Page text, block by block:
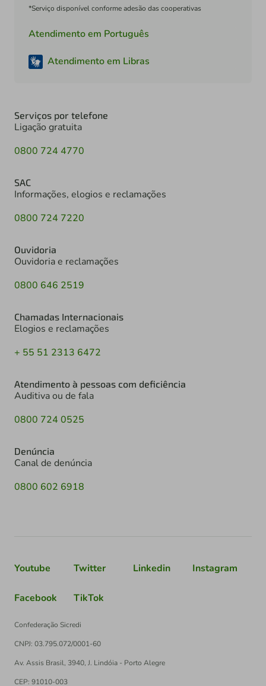
*Serviço disponível conforme adesão das cooperativas
Atendimento em Português
Atendimento em Libras
Serviços por telefone
Ligação gratuita
0800 724 4770
SAC
Informações, elogios e reclamações
0800 724 7220
Ouvidoria
Ouvidoria e reclamações
0800 646 2519
Chamadas Internacionais
Elogios e reclamações
+ 55 51 2313 6472
Atendimento à pessoas com deficiência
Auditiva ou de fala
0800 724 0525
Denúncia
Canal de denúncia
0800 602 6918
Youtube Twitter Linkedin Instagram
Facebook TikTok
Confederação Sicredi
CNPJ: 03.795.072/0001-60
Av. Assis Brasil, 3940, J. Lindóia - Porto Alegre
CEP: 91010-003